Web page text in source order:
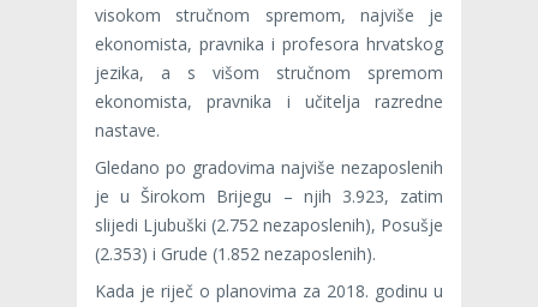
visokom stručnom spremom, najviše je
ekonomista, pravnika i profesora hrvatskog
jezika, a s višom stručnom spremom
ekonomista, pravnika i učitelja razredne
nastave.
Gledano po gradovima najviše nezaposlenih
je u Širokom Brijegu – njih 3.923, zatim
slijedi Ljubuški (2.752 nezaposlenih), Posušje
(2.353) i Grude (1.852 nezaposlenih).
Kada je riječ o planovima za 2018. godinu u